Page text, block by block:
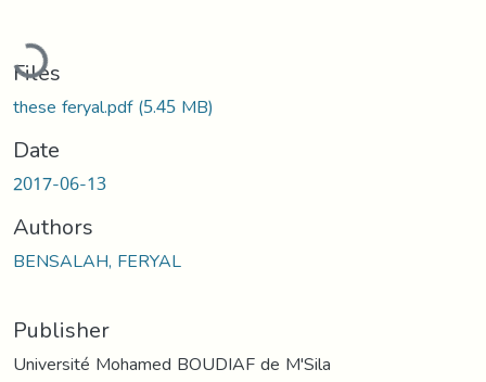
Loading...
Files
these feryal.pdf(5.45 MB)
Date
2017-06-13
Authors
BENSALAH, FERYAL
Publisher
Université Mohamed BOUDIAF de M'Sila